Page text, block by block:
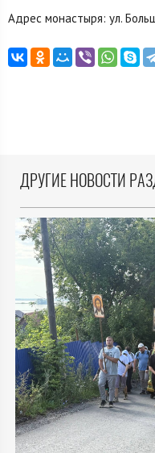
Адрес монастыря: ул.
ДРУГИЕ НОВОСТИ